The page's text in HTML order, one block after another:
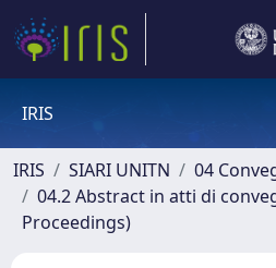
IRIS
IRIS SIARI UNITN
04
04.2 Abstract in atti di
Proceedings)